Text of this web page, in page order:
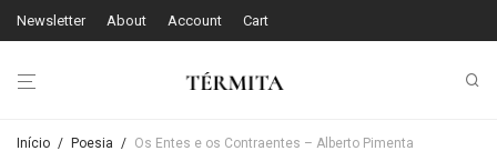
Newsletter About Account Cart
Início / Poesia / Os Entes e os Contraentes – Alberto Pimenta